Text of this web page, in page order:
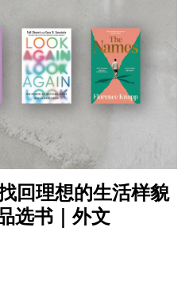
回理想的生活样貌
选书｜外文